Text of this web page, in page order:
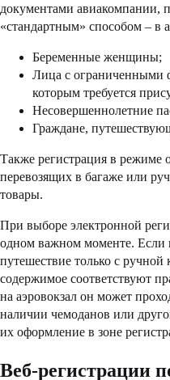
документами авиакомпании,
«стандартным» способом – в
Беременные женщины;
Лица с ограниченными
которым требуется
Несовершеннолетние
Граждане,
Также регистрация в режиме
перевозящих в багаже или
товары.
При выборе электронной
одном важном моменте. Если
путешествие только с ручной
содержимое соответствуют
на аэровокзал он может
наличии чемоданов или
их оформление в зоне
Веб-регистрации